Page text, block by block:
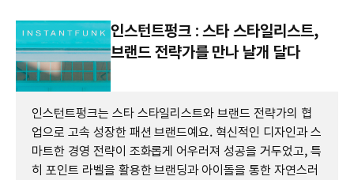
인스턴트펑크 : 스타 스타일리스트,
브랜드 전략가를 만나 날개 달다
인스턴트펑크는 스타 스타일리스트와 브랜드 전략가의 협
업으로 고속 성장한 패션 브랜드예요. 혁신적인 디자인과 스
마트한 경영 전략이 조화롭게 어우러져 성공을 거두었고, 특
히 포인트 라벨을 활용한 브랜딩과 아이돌을 통한 자연스러